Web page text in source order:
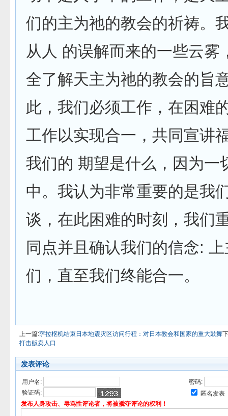
们的主为祂的教会的祈祷。
从人 的误解而来的一些云雾
全了解天主为祂的教会的旨
此，我们必须工作，在困难
工作以实现合一，共同宣讲
我们的 期望是什么，因为一
中。我认为非常重要的是我
谈，在此困难的时刻，我们
同点并且确认我们的信念:
们，直至我们终能合一。
上一篇:萨拉枢机结束日本地震灾区访问行程：对日本教会和国家的重大鼓舞
打击贩卖人口
发表评论
用户名:
密码:
验证码:
匿名发表
发布人身攻击、辱骂性评论者，将被褫夺评论的权利！